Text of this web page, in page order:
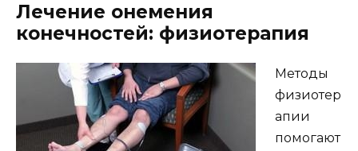
Лечение онемения
конечностей: физиотерапия
Методы
физиотер
апии
помогают